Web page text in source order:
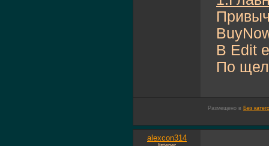
В Edit
По
Размещено в Без
alexcon314